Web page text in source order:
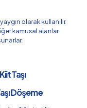
olarak kullanılır.
kamusal alanlar
Taşı
Döşeme